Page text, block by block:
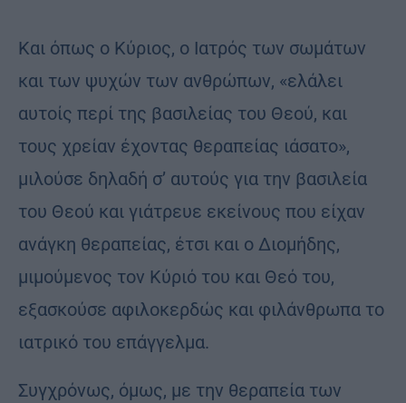
Και όπως ο Κύριος, ο Ιατρός των σωμάτων
και των ψυχών των ανθρώπων, «ελάλει
αυτοίς περί της βασιλείας του Θεού, και
τους χρείαν έχοντας θεραπείας ιάσατο»,
μιλούσε δηλαδή σ’ αυτούς για την βασιλεία
του Θεού και γιάτρευε εκείνους που είχαν
ανάγκη θεραπείας, έτσι και ο Διομήδης,
μιμούμενος τον Κύριό του και Θεό του,
εξασκούσε αφιλοκερδώς και φιλάνθρωπα το
ιατρικό του επάγγελμα.
Συγχρόνως, όμως, με την θεραπεία των